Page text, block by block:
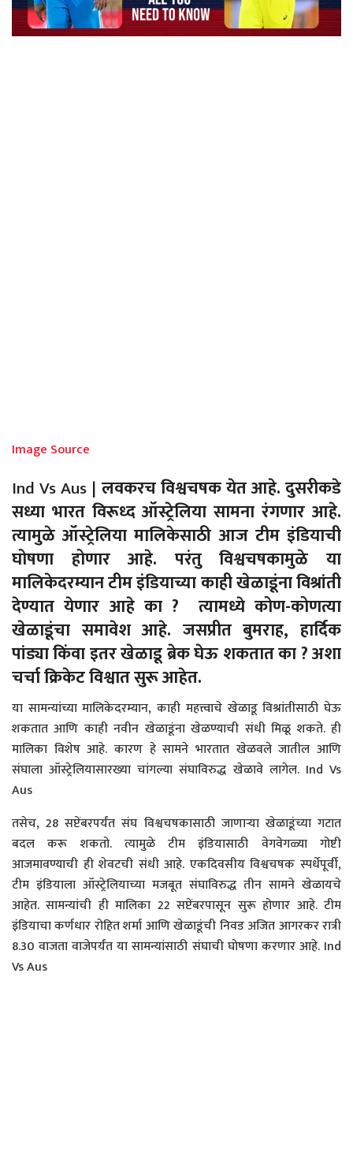
Image Source
Ind Vs Aus | लवकरच विश्वचषक येत आहे. दुसरीकडे
सध्या भारत विरूध्द ऑस्ट्रेलिया सामना रंगणार आहे.
त्यामुळे ऑस्ट्रेलिया मालिकेसाठी आज टीम इंडियाची
घोषणा होणार आहे. परंतु विश्वचषकामुळे या
मालिकेदरम्यान टीम इंडियाच्या काही खेळाडूंना विश्रांती
देण्यात येणार आहे का ? त्यामध्ये कोण-कोणत्या
खेळाडूंचा समावेश आहे. जसप्रीत बुमराह, हार्दिक
पांड्या किंवा इतर खेळाडू ब्रेक घेऊ शकतात का ? अशा
चर्चा क्रिकेट विश्वात सुरू आहेत.
या सामन्यांच्या मालिकेदरम्यान, काही महत्त्वाचे खेळाडू विश्रांतीसाठी घेऊ
शकतात आणि काही नवीन खेळाडूंना खेळण्याची संधी मिळू शकते. ही
मालिका विशेष आहे. कारण हे सामने भारतात खेळवले जातील आणि
संघाला ऑस्ट्रेलियासारख्या चांगल्या संघाविरुद्ध खेळावे लागेल. Ind Vs
Aus
तसेच, 28 सप्टेंबरपर्यंत संघ विश्वचषकासाठी जाणाऱ्या खेळाडूंच्या गटात
बदल करू शकतो. त्यामुळे टीम इंडियासाठी वेगवेगळ्या गोष्टी
आजमावण्याची ही शेवटची संधी आहे. एकदिवसीय विश्वचषक स्पर्धेपूर्वी,
टीम इंडियाला ऑस्ट्रेलियाच्या मजबूत संघाविरुद्ध तीन सामने खेळायचे
आहेत. सामन्यांची ही मालिका 22 सप्टेंबरपासून सुरू होणार आहे. टीम
इंडियाचा कर्णधार रोहित शर्मा आणि खेळाडूंची निवड अजित आगरकर रात्री
8.30 वाजता वाजेपर्यंत या सामन्यांसाठी संघाची घोषणा करणार आहे. Ind
Vs Aus